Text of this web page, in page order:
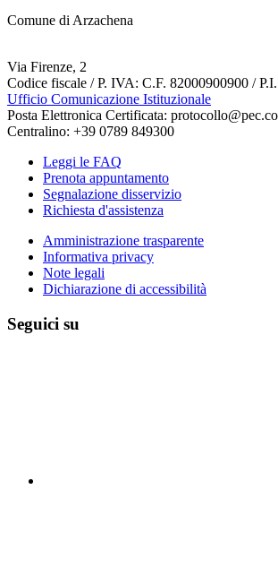
Comune di Arzachena
Via Firenze, 2
Codice fiscale / P. IVA: C.F. 82000900900 /
Ufficio Comunicazione Istituzionale
Posta Elettronica Certificata:
Centralino: +39 0789 849300
Leggi le FAQ
Prenota appuntamento
Segnalazione disservizio
Richiesta d'assistenza
Amministrazione trasparente
Informativa privacy
Note legali
Dichiarazione di accessibilità
Seguici su